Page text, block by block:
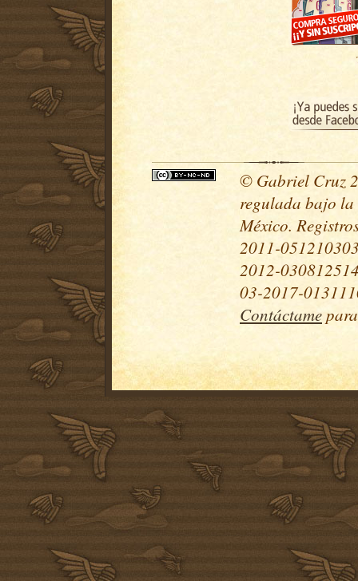
© Gabriel Cruz
regulada bajo la
México.
2011-
2012-
03-2017-
Contáctame